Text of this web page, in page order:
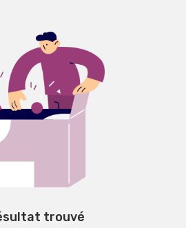
trouvé